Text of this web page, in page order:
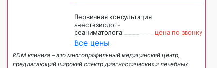
Первичная консультация
анестезиолог-
реаниматолога
цена по звонку
Все цены
RDM клиника – это многопрофильный медицинский центр,
предлагающий широкий спектр диагностических и лечебных